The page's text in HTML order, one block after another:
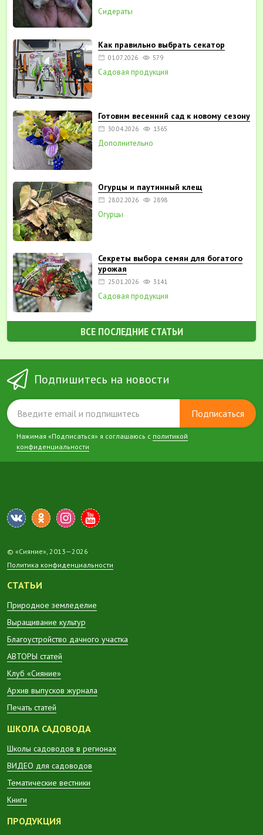
Сидераты
Как правильно выбрать секатор
01.07.2026 579
Садовая продукция
Готовим весенний сад к новому сезону
30.04.2026 1365
Дополнительно
Огурцы и паутинный клещ
28.02.2026 2898
Огурцы
Секреты выбора семян для богатого
урожая
25.01.2026 3141
Садовая продукция
ВСЕ ПОСЛЕДНИЕ СТАТЬИ
Подпишитесь на новости
Подписаться
Нажимая «Подписаться» я соглашаюсь с политикой
конфиденциальности
© «Сияние», 2013—2026
Политика конфиденциальности
СТАТЬИ
Природное земледелие
Выращивание культур
Благоустройство дачного участка
АВТОРЫ статей
Клуб «Сияние»
Архив выпусков журнала
Печать статей
ШКОЛА САДОВОДА
Школы садоводов в регионах
ВИДЕО для садоводов
Тематические вестники
Книги
ПРОДУКЦИЯ